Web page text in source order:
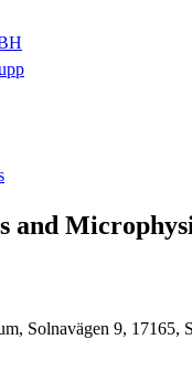
and
Solnavägen 9, 17165,